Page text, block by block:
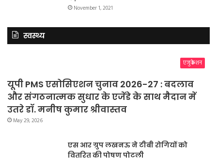
November 1, 2021
स्वस्थ्य
एजुकेशन
यूपी PMS एसोसिएशन चुनाव 2026-27 : बदलाव
और संगठनात्मक सुधार के एजेंडे के साथ मैदान में
उतरे डॉ. मनीष कुमार श्रीवास्तव
May 29, 2026
एस आर ग्रुप लखनऊ ने टीबी रोगियों को
वितरित की पोषण पोटली